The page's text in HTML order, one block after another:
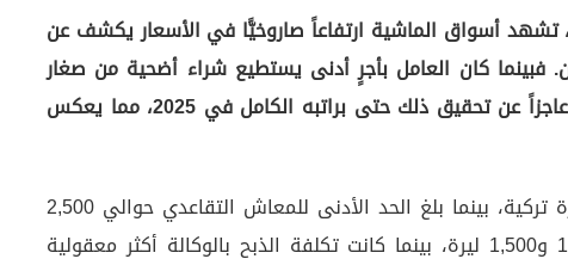
تشهد أسواق الماشية ارتفاعاً صاروخيًّا في الأسعار يكشف عن
فبينما كان العامل بأجرٍ أدنى يستطيع شراء أضحية من صغار
المواشي بنصف راتبه في 2019، أصبح اليوم عاجزاً عن تحقيق ذلك حتى براتبه الكامل في 2025، مما يعكس
في 2019، كان صافي الأجر الأدنى 2,020 ليرة تركية، بينما بلغ الحد الأدنى للمعاش التقاعدي حوالي 2,500
ليرة. آنذاك، تراوح سعر رأس الغنم بين 1,000 و1,500 ليرة، بينما كانت تكلفة الذبح بالوكالة أكثر معقولية